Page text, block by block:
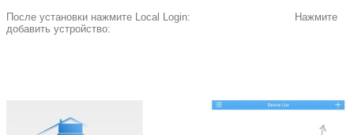
После установки нажмите Local Login: Нажмите
добавить устройство: